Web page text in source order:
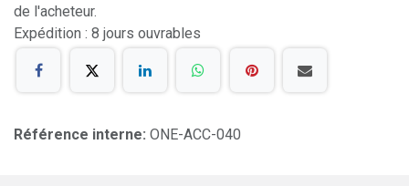
de l'acheteur.
Expédition : 8 jours ouvrables
Référence interne: ONE-ACC-040